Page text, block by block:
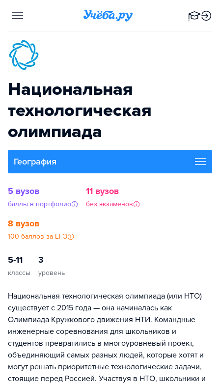
Национальная
технологическая
олимпиада
География
5 вузов
баллы в портфолио
11 вузов
без экзаменов
8 вузов
100 баллов за ЕГЭ
5-11
классы
3
уровень
Национальная технологическая олимпиада (или НТО)
существует с 2015 года — она начиналась как
Олимпиада Кружкового движения НТИ. Командные
инженерные соревнования для школьников и
студентов превратились в многоуровневый проект,
объединяющий самых разных людей, которые хотят и
могут решать приоритетные технологические задачи,
стоящие перед Россией. Участвуя в НТО, школьники и